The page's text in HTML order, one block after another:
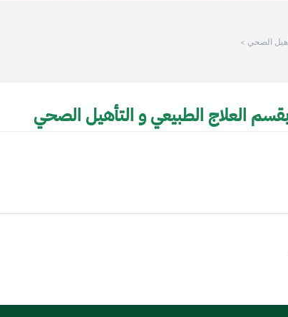
الصحي
العلاج الطبيعي و التأهيل الصحي